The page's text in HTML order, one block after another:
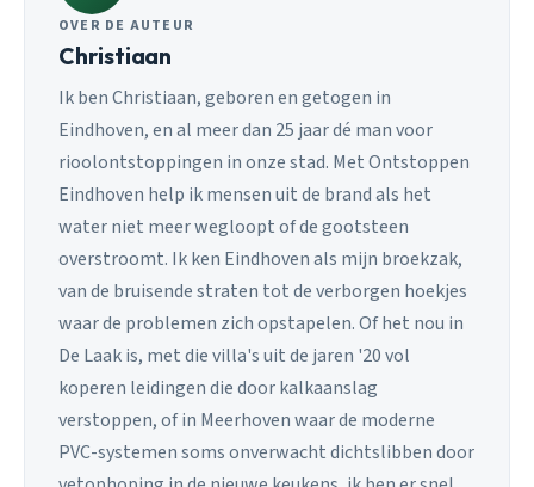
OVER DE AUTEUR
Christiaan
Ik ben Christiaan, geboren en getogen in
Eindhoven, en al meer dan 25 jaar dé man voor
rioolontstoppingen in onze stad. Met Ontstoppen
Eindhoven help ik mensen uit de brand als het
water niet meer wegloopt of de gootsteen
overstroomt. Ik ken Eindhoven als mijn broekzak,
van de bruisende straten tot de verborgen hoekjes
waar de problemen zich opstapelen. Of het nou in
De Laak is, met die villa's uit de jaren '20 vol
koperen leidingen die door kalkaanslag
verstoppen, of in Meerhoven waar de moderne
PVC-systemen soms onverwacht dichtslibben door